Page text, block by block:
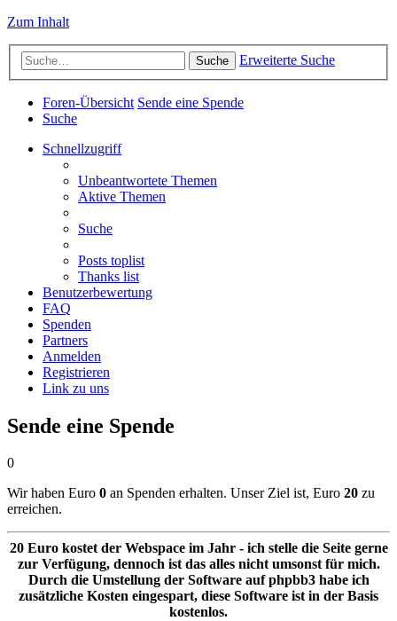
Zum Inhalt
Suche Erweiterte Suche
Foren-Übersicht Sende eine Spende
Suche
Schnellzugriff
Unbeantwortete Themen
Aktive Themen
Suche
Posts toplist
Thanks list
Benutzerbewertung
FAQ
Spenden
Partners
Anmelden
Registrieren
Link zu uns
Sende eine Spende
0
Wir haben Euro 0 an Spenden erhalten. Unser Ziel ist, Euro 20 zu
erreichen.
20 Euro kostet der Webspace im Jahr - ich stelle die Seite gerne
zur Verfügung, dennoch ist das alles nicht umsonst für mich.
Durch die Umstellung der Software auf phpbb3 habe ich
zusätzliche Kosten eingespart, diese Software ist in der Basis
kostenlos.